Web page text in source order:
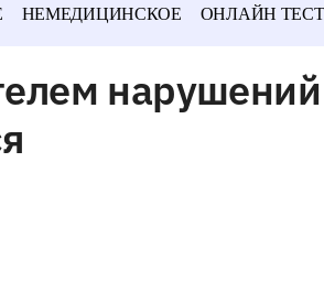
НЕМЕДИЦИНСКОЕ ОНЛАЙН